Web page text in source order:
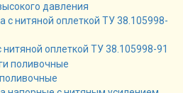
давления
нитяной оплеткой ТУ 38.105998-91